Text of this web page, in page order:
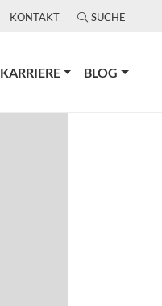
KONTAKT SUCHE
KARRIERE BLOG